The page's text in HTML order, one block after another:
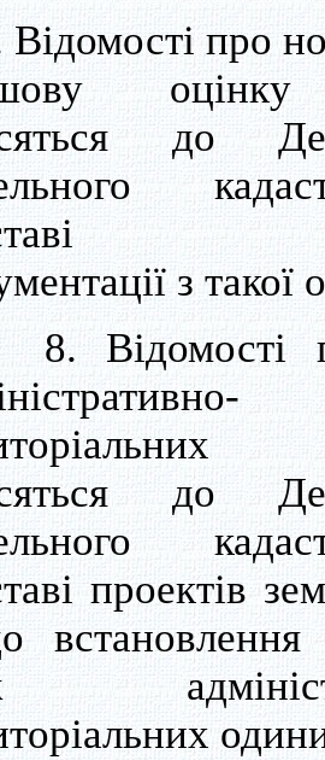
про
до
з такої
до
проектів
встановлення